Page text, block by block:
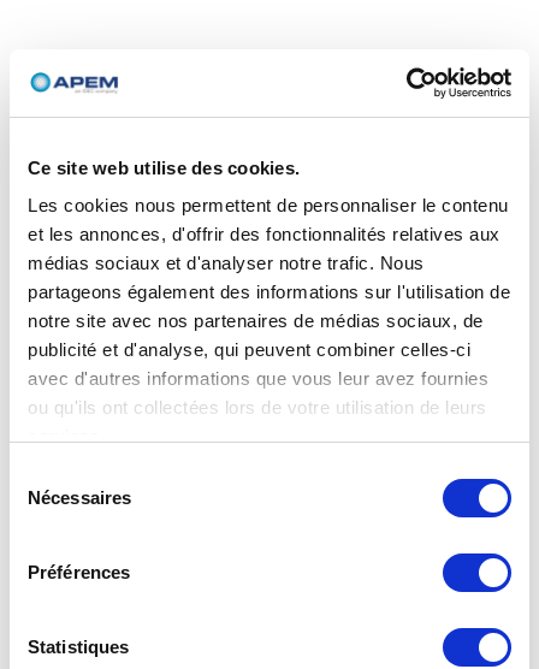
Ce site web utilise des cookies.
Les cookies nous permettent de personnaliser le contenu
et les annonces, d'offrir des fonctionnalités relatives aux
médias sociaux et d'analyser notre trafic. Nous
partageons également des informations sur l'utilisation de
notre site avec nos partenaires de médias sociaux, de
publicité et d'analyse, qui peuvent combiner celles-ci
avec d'autres informations que vous leur avez fournies
ou qu'ils ont collectées lors de votre utilisation de leurs
Nécessaires
Préférences
Statistiques